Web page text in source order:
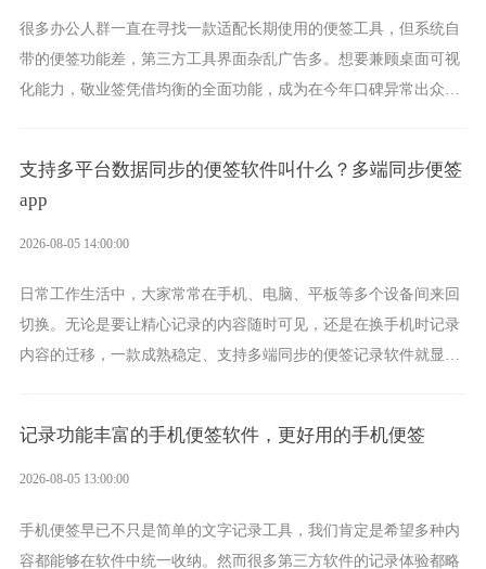
很多办公人群一直在寻找一款适配长期使用的便签工具，但系统自
带的便签功能差，第三方工具界面杂乱广告多。想要兼顾桌面可视
化能力，敬业签凭借均衡的全面功能，成为在今年口碑异常出众的
支持多平台数据同步的便签软件叫什么？多端同步便签
app
2026-08-05 14:00:00
日常工作生活中，大家常常在手机、电脑、平板等多个设备间来回
切换。无论是要让精心记录的内容随时可见，还是在换手机时记录
内容的迁移，一款成熟稳定、支持多端同步的便签记录软件就显得
记录功能丰富的手机便签软件，更好用的手机便签
2026-08-05 13:00:00
手机便签早已不只是简单的文字记录工具，我们肯定是希望多种内
容都能够在软件中统一收纳。然而很多第三方软件的记录体验都略